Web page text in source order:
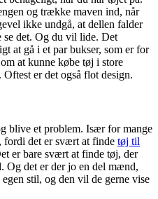
og trække maven ind, når
ikke undgå, at dellen falder
det. Og du vil lide. Det
at gå i et par bukser, som er for
at kunne købe tøj i store
er det også flot design.
blive et problem. Især for mange
fordi det er svært at finde tøj til
er bare svært at finde tøj, der
Og det er der jo en del mænd,
stil, og den vil de gerne vise